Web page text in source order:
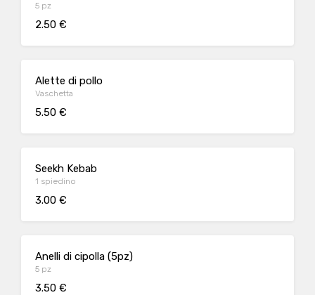
5 pz
2.50 €
Alette di pollo
Vaschetta
5.50 €
Seekh Kebab
1 spiedino
3.00 €
Anelli di cipolla (5pz)
5 pz
3.50 €